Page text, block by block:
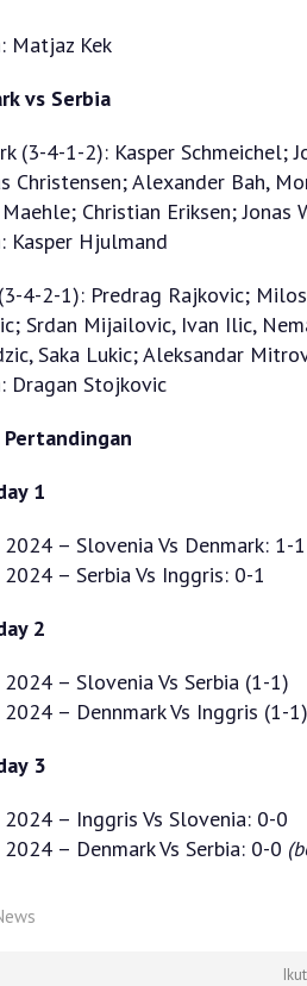
Matjaz Kek
vs Serbia
(3-4-1-2): Kasper Schmeichel;
Christensen; Alexander Bah,
Christian Eriksen; Jonas
Kasper Hjulmand
4-2-1): Predrag Rajkovic;
Srdan Mijailovic, Ivan Ilic,
Saka Lukic; Aleksandar
Dragan Stojkovic
Pertandingan
1
2024 – Slovenia Vs Denmark: 1-1
2024 – Serbia Vs Inggris: 0-1
2
2024 – Slovenia Vs Serbia (1-1)
2024 – Dennmark Vs Inggris (1-1)
3
2024 – Inggris Vs Slovenia: 0-0
2024 – Denmark Vs Serbia: 0-0